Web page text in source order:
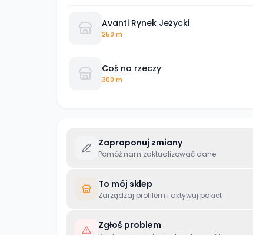
Avanti Rynek Jeżycki
250 m
Coś na rzeczy
300 m
Zaproponuj zmiany
Pomóż nam zaktualizować dane
To mój sklep
Zarządzaj profilem i aktywuj pakiet
Zgłoś problem